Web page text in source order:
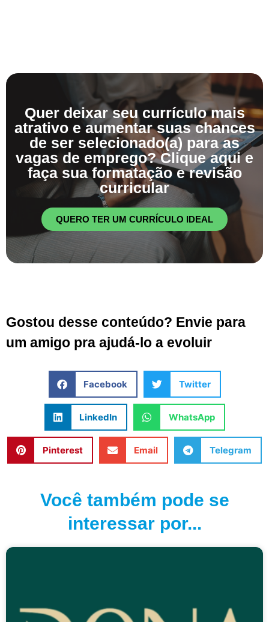
Quer deixar seu currículo mais
atrativo e aumentar suas chances
de ser selecionado(a) para as
vagas de emprego? Clique aqui e
faça sua formatação e revisão
curricular
QUERO TER UM CURRÍCULO IDEAL
Gostou desse conteúdo? Envie para
um amigo pra ajudá-lo a evoluir
Facebook Twitter
LinkedIn WhatsApp
Pinterest Email Telegram
Você também pode se
interessar por...